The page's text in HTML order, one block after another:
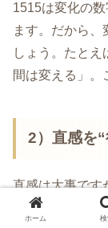
1515は変化の
ます。だから、
しょう。たと
間は変える」。
2）直感を
直感は大事です
す。1515の時
ホーム